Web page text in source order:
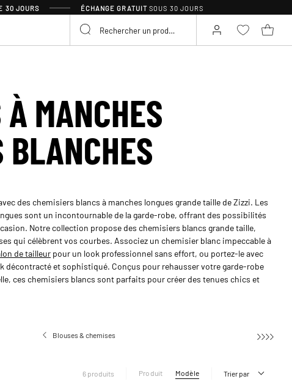
30 JOURS ÉCHANGE GRATUIT SOUS 30 JOURS
MANCHES
BLANCHES
des chemisiers blancs à manches longues grande taille de Zizzi. Les
sont un incontournable de la garde-robe, offrant des possibilités
Notre collection propose des chemisiers blancs grande taille,
qui célèbrent vos courbes. Associez un chemisier blanc impeccable à
de tailleur pour un look professionnel sans effort, ou portez-le avec
décontracté et sophistiqué. Conçus pour rehausser votre garde-robe
ces chemisiers blancs sont parfaits pour créer des tenues chics et
Blouses & chemises Blouses à
6 produits Produit Modèle Trier par